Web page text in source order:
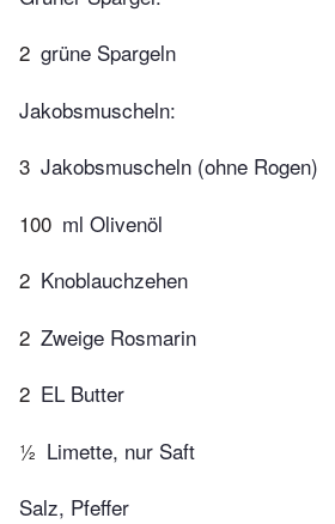
2 grüne Spargeln
Jakobsmuscheln:
3 Jakobsmuscheln (ohne Rogen)
100 ml Olivenöl
2 Knoblauchzehen
2 Zweige Rosmarin
2 EL Butter
½ Limette, nur Saft
Salz, Pfeffer